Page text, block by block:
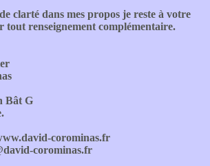
clarté dans mes propos je reste à votre
tout renseignement complémentaire.
Bât G
corominas.fr
corominas.fr